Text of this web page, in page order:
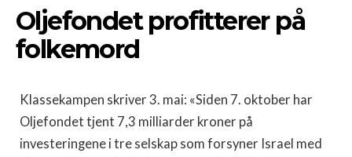
Oljefondet profitterer på
folkemord
Klassekampen skriver 3. mai: «Siden 7. oktober har
Oljefondet tjent 7,3 milliarder kroner på
investeringene i tre selskap som forsyner Israel med